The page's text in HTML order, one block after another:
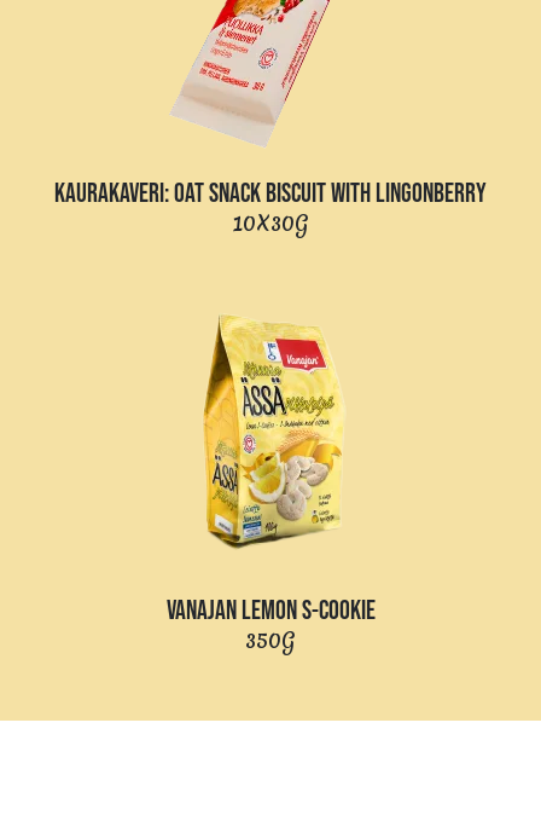
KAURAKAVERI: OAT SNACK BISCUIT WITH LINGONBERRY
10X30G
VANAJAN LEMON S-COOKIE
350G